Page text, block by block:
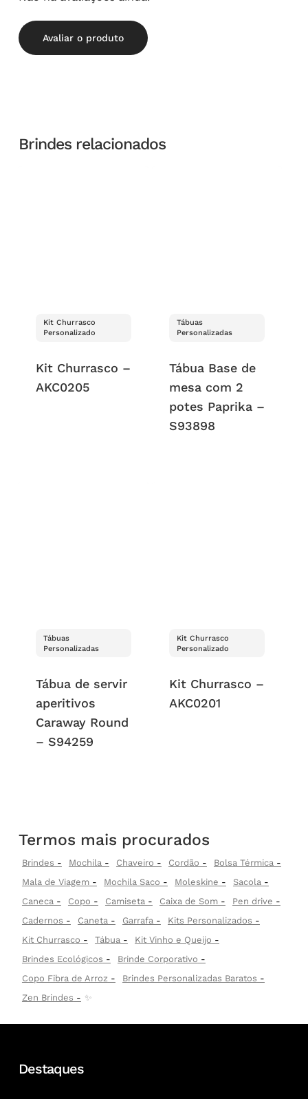
Avaliar o produto
Brindes relacionados
Kit Churrasco
Personalizado
Kit Churrasco –
AKC0205
Tábuas
Personalizadas
Tábua Base de
mesa com 2
potes Paprika –
S93898
Tábuas
Personalizadas
Tábua de servir
aperitivos
Caraway Round
– S94259
Kit Churrasco
Personalizado
Kit Churrasco –
AKC0201
Termos mais procurados
Brindes Mochila Chaveiro Cordão
Bolsa Térmica
Mala de Viagem
Mochila Saco Moleskine
Sacola
Caneca
Copo Camiseta Caixa de Som
Pen drive
Cadernos
Caneta Garrafa
Kits Personalizados
Kit Churrasco
Tábua
Kit Vinho e Queijo
Brindes Ecológicos
Brinde Corporativo
Copo Fibra de Arroz
Brindes Personalizadas Baratos
Zen Brindes
✨
Destaques